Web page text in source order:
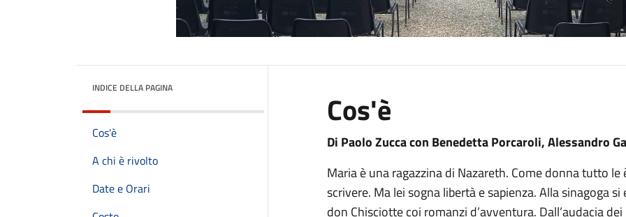
INDICE DELLA PAGINA
Cos'è
A chi è rivolto
Date e Orari
Cos'è
Di Paolo Zucca con Benedetta Porcaroli, Alessandro
Maria è una ragazzina di Nazareth. Come donna tutto
scrivere. Ma lei sogna libertà e sapienza. Alla sinagoga
don Chisciotte coi romanzi d’avventura. Dall’audacia